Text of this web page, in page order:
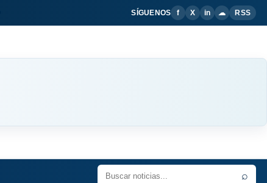
SÍGUENOS f X in ☁ RSS
⌕